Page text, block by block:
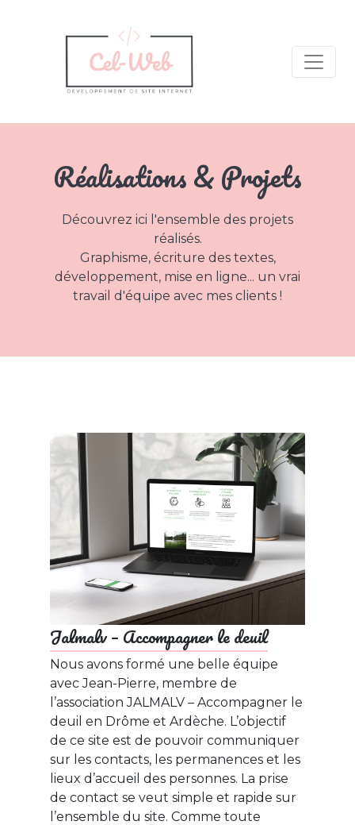
Réalisations & Projets
Découvrez ici l'ensemble des projets
réalisés.
Graphisme, écriture des textes,
développement, mise en ligne... un vrai
travail d'équipe avec mes clients !
Jalmalv – Accompagner le deuil
Nous avons formé une belle équipe
avec Jean-Pierre, membre de
l’association JALMALV – Accompagner le
deuil en Drôme et Ardèche. L’objectif
de ce site est de pouvoir communiquer
sur les contacts, les permanences et les
lieux d’accueil des personnes. La prise
de contact se veut simple et rapide sur
l’ensemble du site. Comme toute